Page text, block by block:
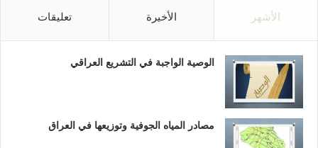
الأشهر الأخيرة تعليقات
الوصية الواجبة في التشريع العراقي
مصادر المياه الجوفية وتوزيعها في العراق